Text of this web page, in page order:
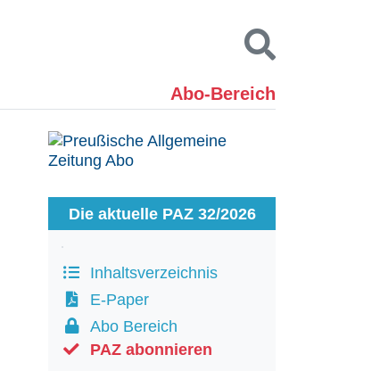
Abo-Bereich
Kontakt
Die aktuelle PAZ 32/2026
Inhaltsverzeichnis
E-Paper
Abo Bereich
PAZ abonnieren